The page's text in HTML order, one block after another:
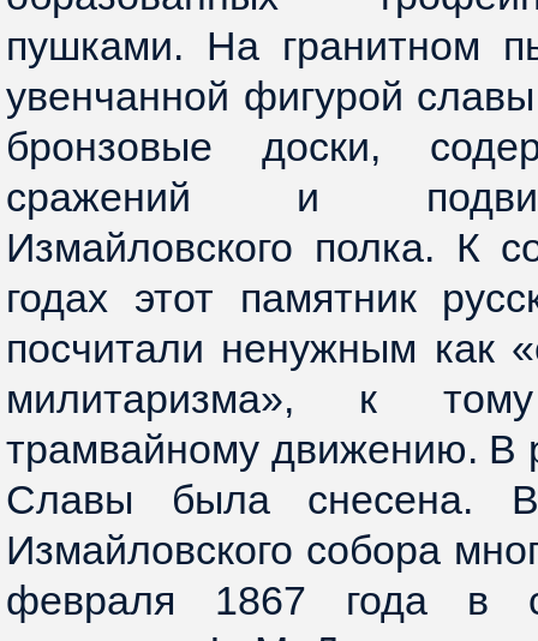
пушками. На гранитном
увенчанной фигурой
бронзовые доски,
сражений и
Измайловского полка. К
годах этот памятник
посчитали ненужным как
милитаризма», к
трамвайному движению. В
Славы была снесена.
Измайловского собора
февраля 1867 года в